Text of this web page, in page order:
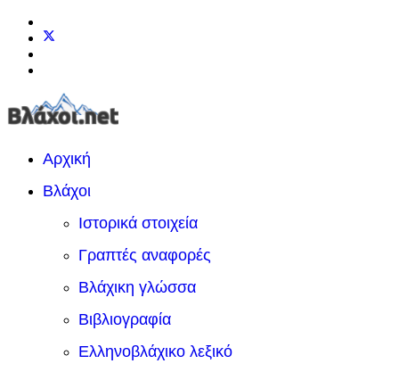
Αρχική
Βλάχοι
Ιστορικά στοιχεία
Γραπτές αναφορές
Βλάχικη γλώσσα
Βιβλιογραφία
Ελληνοβλάχικο λεξικό